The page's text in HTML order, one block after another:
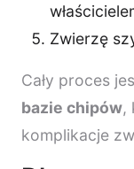
Zwierzę
Cały proces
bazie chipów,
komplikacje